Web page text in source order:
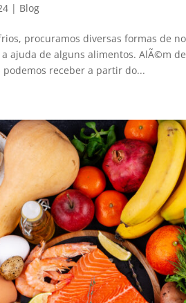
| Blog
procuramos diversas formas de
ajuda de alguns alimentos. AlÃ©m
receber a partir do...